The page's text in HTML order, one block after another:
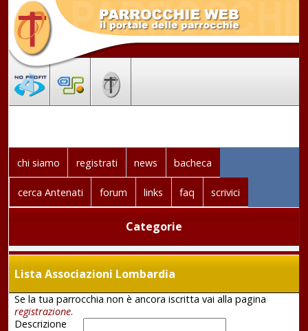
chi siamo registrati news bacheca
cerca Antenati forum links faq scrivici
Categorie
Lista Associazioni Lombardia
Se la tua parrocchia non è ancora iscritta vai alla pagina
registrazione.
Descrizione